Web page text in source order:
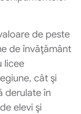
de peste
de învăţământ
licee
cât şi
derulate în
elevi şi